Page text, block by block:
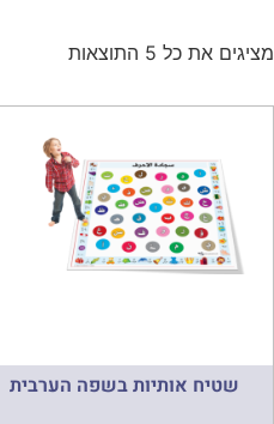
מציגים את כל ⁦5⁩ התוצאות
שטיח אותיות בשפה הערבית